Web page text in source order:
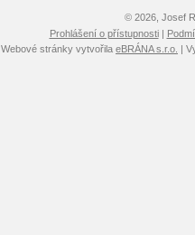
© 2026, Josef
Prohlášení o přístupnosti|
Webové stránky vytvořila eBRÁNA s.r.o. |